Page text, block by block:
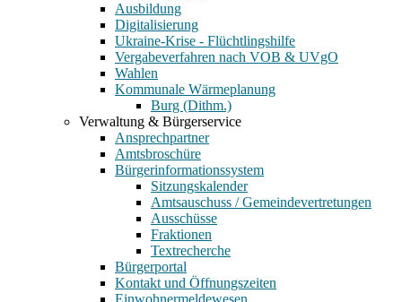
Ausbildung
Digitalisierung
Ukraine-Krise - Flüchtlingshilfe
Vergabeverfahren nach VOB & UVgO
Wahlen
Kommunale Wärmeplanung
Burg (Dithm.)
Verwaltung & Bürgerservice
Ansprechpartner
Amtsbroschüre
Bürgerinformationssystem
Sitzungskalender
Amtsauschuss / Gemeindevertretungen
Ausschüsse
Fraktionen
Textrecherche
Bürgerportal
Kontakt und Öffnungszeiten
Einwohnermeldewesen